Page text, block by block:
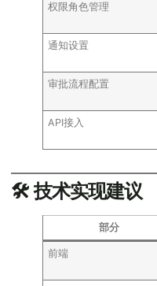
权限角色管理
通知设置
审批流程配置
API接入
🛠 技术实现建议
部分
前端